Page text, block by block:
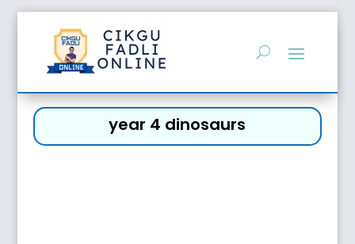
year 4 dinosaurs